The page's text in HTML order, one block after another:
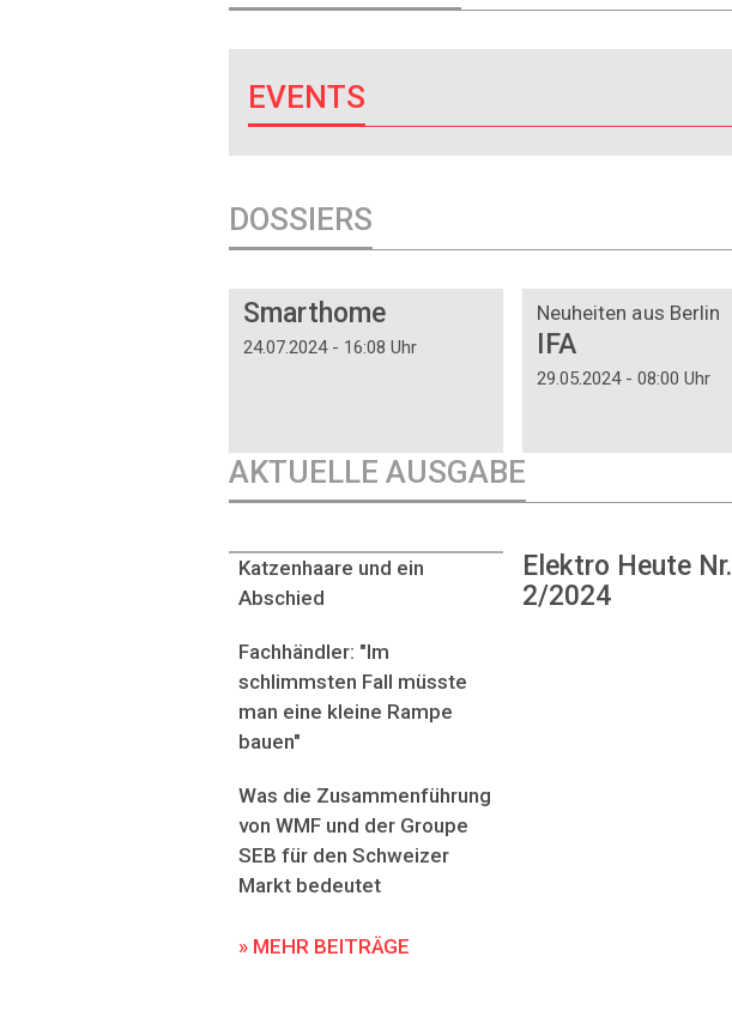
EVENTS
DOSSIERS
Smarthome
24.07.2024 - 16:08 Uhr
Neuheiten aus Berlin
IFA
29.05.2024 - 08:00 Uhr
AKTUELLE AUSGABE
Elektro Heute Nr.
2/2024
Katzenhaare und ein
Abschied
Fachhändler: "Im
schlimmsten Fall müsste
man eine kleine Rampe
bauen"
Was die Zusammenführung
von WMF und der Groupe
SEB für den Schweizer
Markt bedeutet
» MEHR BEITRÄGE